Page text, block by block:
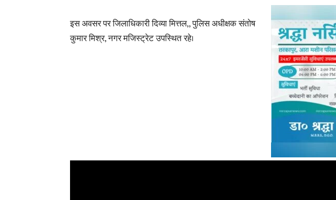
इस अवसर पर जिलाधिकारी दिव्या मित्तल,, पुलिस अधीक्षक संतोष
कुमार मिश्र, नगर मजिस्ट्रेट उपस्थित रहे।